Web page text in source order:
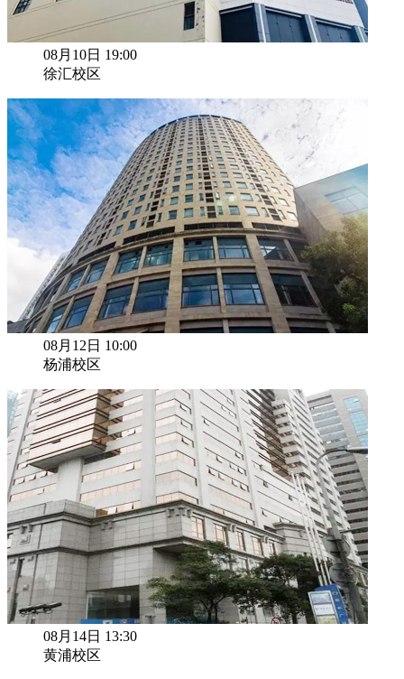
08月10日 19:00
徐汇校区
08月12日 10:00
杨浦校区
08月14日 13:30
黄浦校区